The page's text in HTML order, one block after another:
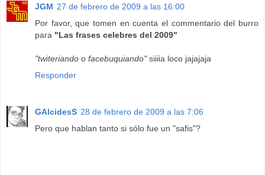
JGM 27 de febrero de 2009 a las 16:00
Por favor, que tomen en cuenta el commentario del burro
para "Las frases celebres del 2009"
"twiteriando o facebuquiando"siiiia loco jajajaja
Responder
GAlcidesS 28 de febrero de 2009 a las 7:06
Pero que hablan tanto si sólo fue un "safis"?